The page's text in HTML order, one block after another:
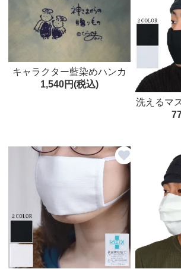
キャラクター藍染めハンカ
チ
1,540円(税込)
洗えるマ
み使用